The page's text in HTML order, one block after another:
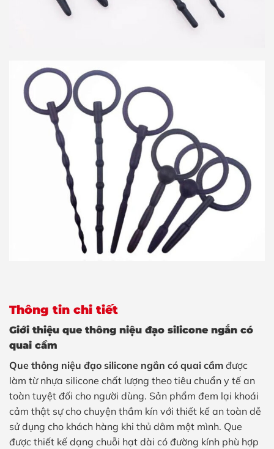
Thông tin chi tiết
Giới thiệu que thông niệu đạo silicone ngắn có
quai cầm
Que thông niệu đạo silicone ngắn có quai cầm được
làm từ nhựa silicone chất lượng theo tiêu chuẩn y tế an
toàn tuyệt đối cho người dùng. Sản phẩm đem lại khoái
cảm thật sự cho chuyện thầm kín với thiết kế an toàn dễ
sử dụng cho khách hàng khi thủ dâm một mình. Que
được thiết kế dạng chuỗi hạt dài có đường kính phù hợp